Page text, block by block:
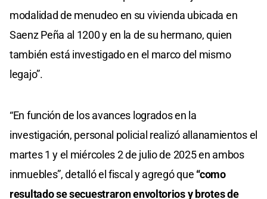
modalidad de menudeo en su vivienda ubicada en
Saenz Peña al 1200 y en la de su hermano, quien
también está investigado en el marco del mismo
legajo”.
“En función de los avances logrados en la
investigación, personal policial realizó allanamientos el
martes 1 y el miércoles 2 de julio de 2025 en ambos
inmuebles”, detalló el fiscal y agregó que “como
resultado se secuestraron envoltorios y brotes de